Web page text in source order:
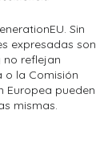
Sin
expresadas son
no reflejan
o la Comisión
Europea pueden
mismas.